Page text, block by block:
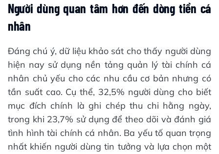
Người dùng quan tâm hơn đến dòng tiền cá
nhân
Đáng chú ý, dữ liệu khảo sát cho thấy người dùng
hiện nay sử dụng nền tảng quản lý tài chính cá
nhân chủ yếu cho các nhu cầu cơ bản nhưng có
tần suất cao. Cụ thể, 32,5% người dùng cho biết
mục đích chính là ghi chép thu chi hằng ngày,
trong khi 23,7% sử dụng để theo dõi và đánh giá
tình hình tài chính cá nhân. Ba yếu tố quan trọng
nhất khiến người dùng tin tưởng và lựa chọn một